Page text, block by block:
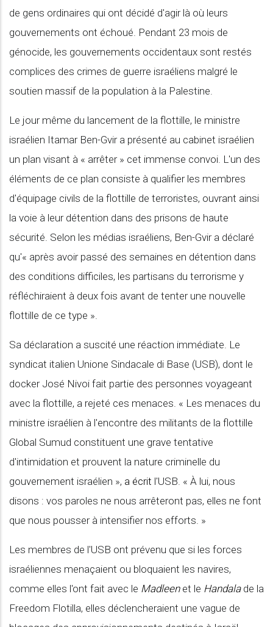
de gens ordinaires qui ont décidé d'agir là où leurs
gouvernements ont échoué. Pendant 23 mois de
génocide, les gouvernements occidentaux sont restés
complices des crimes de guerre israéliens malgré le
soutien massif de la population à la Palestine.
Le jour même du lancement de la flottille, le ministre
israélien Itamar Ben-Gvir a présenté au cabinet israélien
un plan visant à « arrêter » cet immense convoi. L'un des
éléments de ce plan consiste à qualifier les membres
d'équipage civils de la flottille de terroristes, ouvrant ainsi
la voie à leur détention dans des prisons de haute
sécurité. Selon les médias israéliens, Ben-Gvir a déclaré
qu'« après avoir passé des semaines en détention dans
des conditions difficiles, les partisans du terrorisme y
réfléchiraient à deux fois avant de tenter une nouvelle
flottille de ce type ».
Sa déclaration a suscité une réaction immédiate. Le
syndicat italien Unione Sindacale di Base (USB), dont le
docker José Nivoi fait partie des personnes voyageant
avec la flottille, a rejeté ces menaces. « Les menaces du
ministre israélien à l'encontre des militants de la flottille
Global Sumud constituent une grave tentative
d'intimidation et prouvent la nature criminelle du
gouvernement israélien », a écrit l'USB. « À lui, nous
disons : vos paroles ne nous arrêteront pas, elles ne font
que nous pousser à intensifier nos efforts. »
Les membres de l'USB ont prévenu que si les forces
israéliennes menaçaient ou bloquaient les navires,
comme elles l'ont fait avec le Madleenet le Handalade la
Freedom Flotilla, elles déclencheraient une vague de